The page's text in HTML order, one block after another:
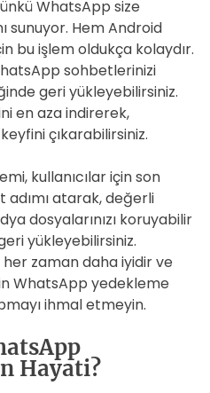
WhatsApp size
sunuyor. Hem Android
bu işlem oldukça kolaydır.
sohbetlerinizi
geri yükleyebilirsiniz.
en aza indirerek,
çıkarabilirsiniz.
kullanıcılar için son
atarak, değerli
dosyalarınızı koruyabilir
yükleyebilirsiniz.
zaman daha iyidir ve
WhatsApp yedekleme
ihmal etmeyin.
Hayati?